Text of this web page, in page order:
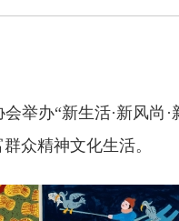
举办“新生活·新风尚
众精神文化生活。